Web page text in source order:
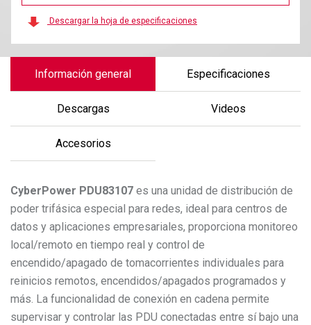
Descargar la hoja de especificaciones
Información general Especificaciones
Descargas Videos
Accesorios
CyberPower PDU83107 es una unidad de distribución de
poder trifásica especial para redes, ideal para centros de
datos y aplicaciones empresariales, proporciona monitoreo
local/remoto en tiempo real y control de
encendido/apagado de tomacorrientes individuales para
reinicios remotos, encendidos/apagados programados y
más. La funcionalidad de conexión en cadena permite
supervisar y controlar las PDU conectadas entre sí bajo una